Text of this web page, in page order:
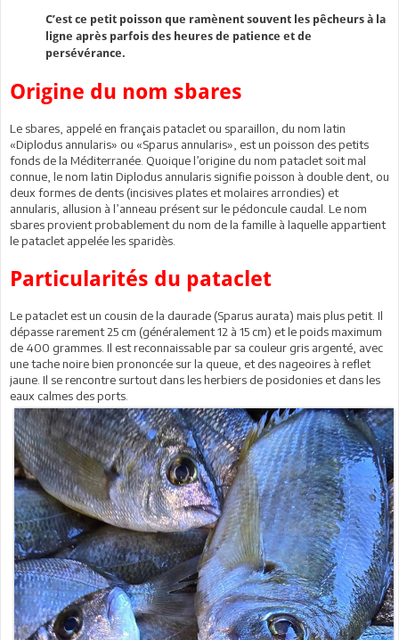
C’est ce petit poisson que ramènent souvent les pêcheurs à la
ligne après parfois des heures de patience et de
persévérance.
Origine du nom sbares
Le sbares, appelé en français pataclet ou sparaillon, du nom latin
«Diplodus annularis» ou «Sparus annularis», est un poisson des petits
fonds de la Méditerranée. Quoique l’origine du nom pataclet soit mal
connue, le nom latin Diplodus annularis signifie poisson à double dent, ou
deux formes de dents (incisives plates et molaires arrondies) et
annularis, allusion à l’anneau présent sur le pédoncule caudal. Le nom
sbares provient probablement du nom de la famille à laquelle appartient
le pataclet appelée les sparidès.
Particularités du pataclet
Le pataclet est un cousin de la daurade (Sparus aurata) mais plus petit. Il
dépasse rarement 25 cm (généralement 12 à 15 cm) et le poids maximum
de 400 grammes. Il est reconnaissable par sa couleur gris argenté, avec
une tache noire bien prononcée sur la queue, et des nageoires à reflet
jaune. Il se rencontre surtout dans les herbiers de posidonies et dans les
eaux calmes des ports.